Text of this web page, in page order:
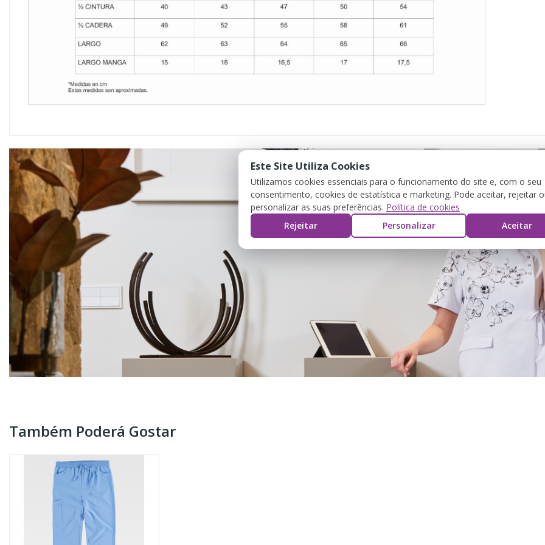
Também Poderá Gostar
Este Site Utiliza Cookies
Utilizamos cookies essenciais para o funcionamento do site e, com o seu
consentimento, cookies de estatística e marketing. Pode aceitar, rejeitar
personalizar as suas preferências. Política de cookies
Rejeitar
Personalizar Aceitar